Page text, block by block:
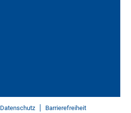
Datenschutz Barrierefreiheit